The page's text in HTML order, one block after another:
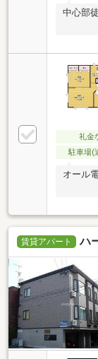
中心部
礼金
駐車場(
オール
賃貸アパート ハ